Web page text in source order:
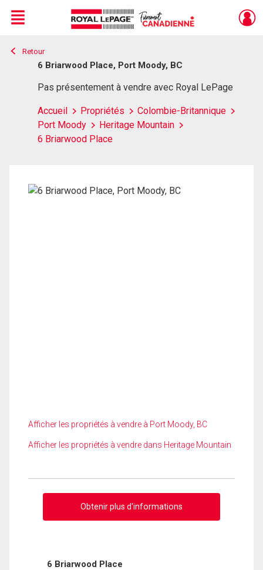
Live
En Direct
Menu
Retour
6 Briarwood Place, Port Moody, BC
Pas présentement à vendre avec Royal LePage
Accueil Propriétés
Colombie-Britannique
Port Moody
Heritage Mountain
6 Briarwood Place
Afficher les propriétés à vendre à Port Moody, BC
Afficher les propriétés à vendre dans Heritage Mountain
Obtenir plus d'informations
6 Briarwood Place